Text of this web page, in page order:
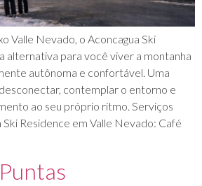
Valle Nevado, o Aconcagua Ski
alternativa para você viver a montanha
autônoma e confortável. Uma
contemplar o entorno e
ao seu próprio ritmo. Serviços
Ski Residence em Valle Nevado: Café